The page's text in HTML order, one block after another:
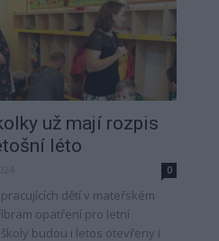
už mají rozpis
léto
0
pracujících dětí v mateřském
opatření pro letní
budou i letos otevřeny i